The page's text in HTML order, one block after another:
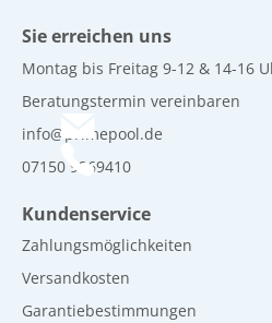
Sie erreichen uns
Montag bis Freitag 9-12 & 14-16
Beratungstermin vereinbaren
info@primepool.de
07150 9269410
Kundenservice
Zahlungsmöglichkeiten
Versandkosten
Garantiebestimmungen